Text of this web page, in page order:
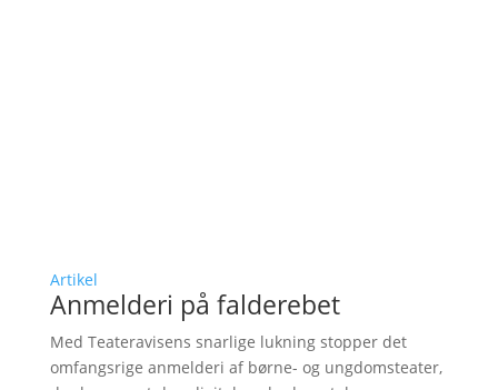
Artikel
Anmelderi på falderebet
Med Teateravisens snarlige lukning stopper det
omfangsrige anmelderi af børne- og ungdomsteater,